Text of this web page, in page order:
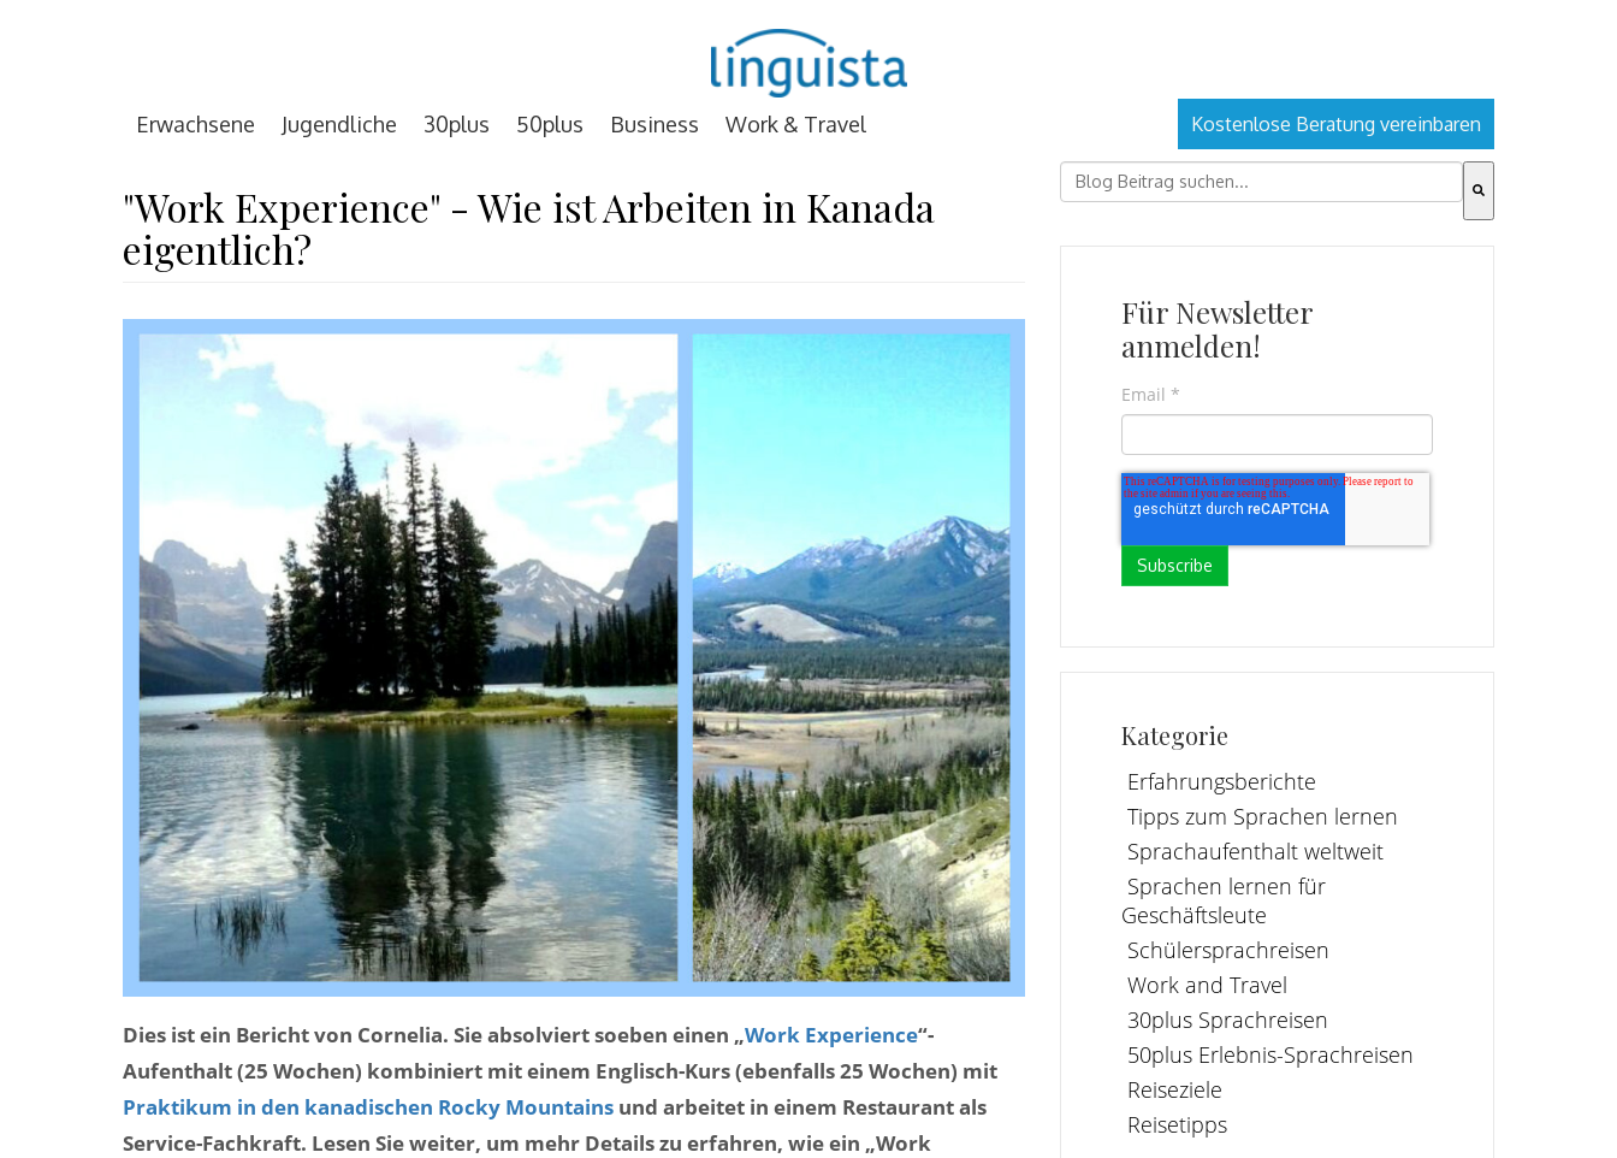
Erwachsene Jugendliche 30plus 50plus Business Work & Travel Kostenlose Beratung vereinbaren
"Work Experience" - Wie ist Arbeiten in Kanada
eigentlich?
Dies ist ein Bericht von Cornelia. Sie absolviert soeben einen „Work Experience“-
Aufenthalt (25 Wochen) kombiniert mit einem Englisch-Kurs (ebenfalls 25 Wochen) mit
Praktikum in den kanadischen Rocky Mountains und arbeitet in einem Restaurant als
Service-Fachkraft. Lesen Sie weiter, um mehr Details zu erfahren, wie ein „Work
Dies ist ein Suchfeld mit einer automatischen
Für Newsletter
anmelden!
Email *
Kategorie
Erfahrungsberichte
Tipps zum Sprachen lernen
Sprachaufenthalt weltweit
Sprachen lernen für
Geschäftsleute
Schülersprachreisen
Work and Travel
30plus Sprachreisen
50plus Erlebnis-Sprachreisen
Reiseziele
Reisetipps